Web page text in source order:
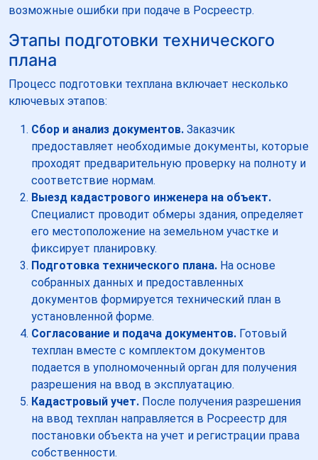
возможные ошибки при подаче в Росреестр.
Этапы подготовки технического
плана
Процесс подготовки техплана включает несколько
ключевых этапов:
Сбор и анализ документов. Заказчик
предоставляет необходимые документы, которые
проходят предварительную проверку на полноту и
соответствие нормам.
Выезд кадастрового инженера на объект.
Специалист проводит обмеры здания, определяет
его местоположение на земельном участке и
фиксирует планировку.
Подготовка технического плана. На основе
собранных данных и предоставленных
документов формируется технический план в
установленной форме.
Согласование и подача документов. Готовый
техплан вместе с комплектом документов
подается в уполномоченный орган для получения
разрешения на ввод в эксплуатацию.
Кадастровый учет. После получения разрешения
на ввод техплан направляется в Росреестр для
постановки объекта на учет и регистрации права
собственности.